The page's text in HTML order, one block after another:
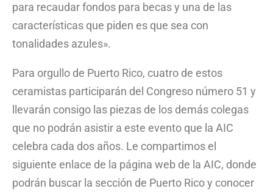
para recaudar fondos para becas y una de las
características que piden es que sea con
tonalidades azules».
Para orgullo de Puerto Rico, cuatro de estos
ceramistas participarán del Congreso número 51 y
llevarán consigo las piezas de los demás colegas
que no podrán asistir a este evento que la AIC
celebra cada dos años. Le compartimos el
siguiente enlace de la página web de la AIC, donde
podrán buscar la sección de Puerto Rico y conocer